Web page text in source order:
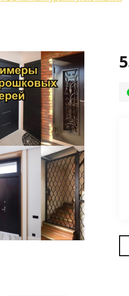
Для офиса
Для кафе, баров и
В магазин
В общий коридор
Промышленные
Для дачи
Входные группы
В лифтовые холлы
Для котельной
Для
Для гаража